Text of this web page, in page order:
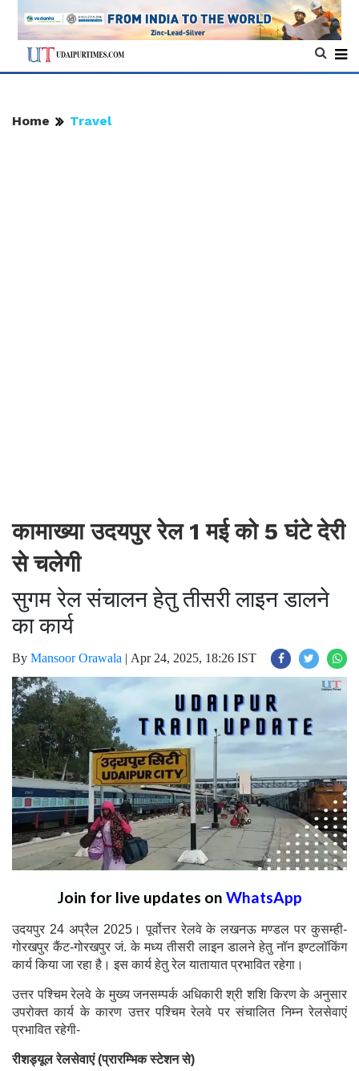
Home Travel
कामाख्या उदयपुर रेल 1 मई को 5 घंटे देरी
से चलेगी
सुगम रेल संचालन हेतु तीसरी लाइन डालने
का कार्य
By Mansoor Orawala | Apr 24, 2025, 18:26 IST
Join for live updates on WhatsApp
उदयपुर 24 अप्रैल 2025। पूर्वोत्तर रेलवे के लखनऊ मण्डल पर कुसम्ही-
गोरखपुर कैंट-गोरखपुर जं. के मध्य तीसरी लाइन डालने हेतु नॉन इण्टलॉकिंग
कार्य किया जा रहा है। इस कार्य हेतु रेल यातायात प्रभावित रहेगा।
उत्तर पश्चिम रेलवे के मुख्य जनसम्पर्क अधिकारी श्री शशि किरण के अनुसार
उपरोक्त कार्य के कारण उत्तर पश्चिम रेलवे पर संचालित निम्न रेलसेवाएं
प्रभावित रहेगी-
रीशड्यूल रेलसेवाएं (प्रारम्भिक स्टेशन से)